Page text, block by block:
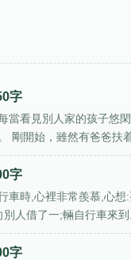
字
當看見別人家的孩子悠
剛開始，雖然有爸爸扶
字
車時,心裡非常羨慕,心
人借了一;輛自行車來到
字